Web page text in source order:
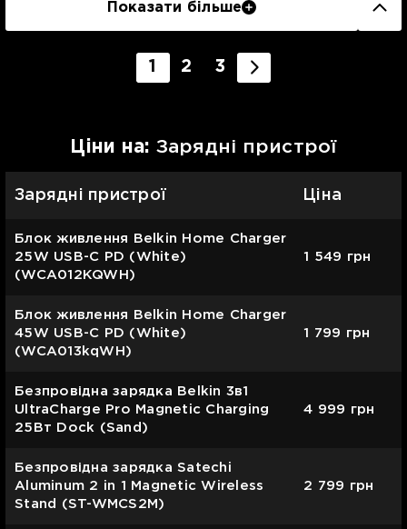
Показати більше
1 2 3
Цiни на: Зарядні пристрої
Зарядні пристрої Ціна
Блок живлення Belkin Home Charger
25W USB-C PD (White)
(WCA012KQWH)
1 549 грн
Блок живлення Belkin Home Charger
45W USB-C PD (White)
(WCA013kqWH)
1 799 грн
Безпровідна зарядка Belkin 3в1
UltraCharge Pro Magnetic Charging
25Вт Dock (Sand)
4 999 грн
Безпровідна зарядка Satechi
Aluminum 2 in 1 Magnetic Wireless
Stand (ST-WMCS2M)
2 799 грн